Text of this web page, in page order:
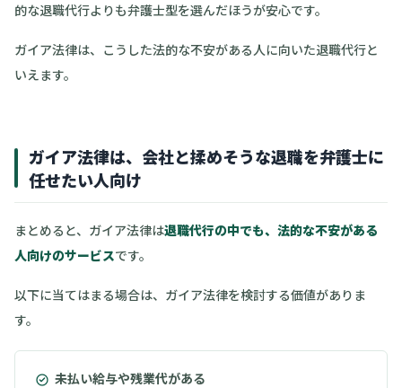
的な退職代行よりも弁護士型を選んだほうが安心です。
ガイア法律は、こうした法的な不安がある人に向いた退職代行と
いえます。
ガイア法律は、会社と揉めそうな退職を弁護士に
任せたい人向け
まとめると、ガイア法律は退職代行の中でも、法的な不安がある
人向けのサービスです。
以下に当てはまる場合は、ガイア法律を検討する価値がありま
す。
未払い給与や残業代がある